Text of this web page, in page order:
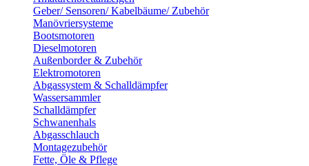
Geber/ Sensoren/ Kabelbäume/ Zubehör
Manövriersysteme
Bootsmotoren
Dieselmotoren
Außenborder & Zubehör
Elektromotoren
Abgassystem & Schalldämpfer
Wassersammler
Schalldämpfer
Schwanenhals
Abgasschlauch
Montagezubehör
Fette, Öle & Pflege